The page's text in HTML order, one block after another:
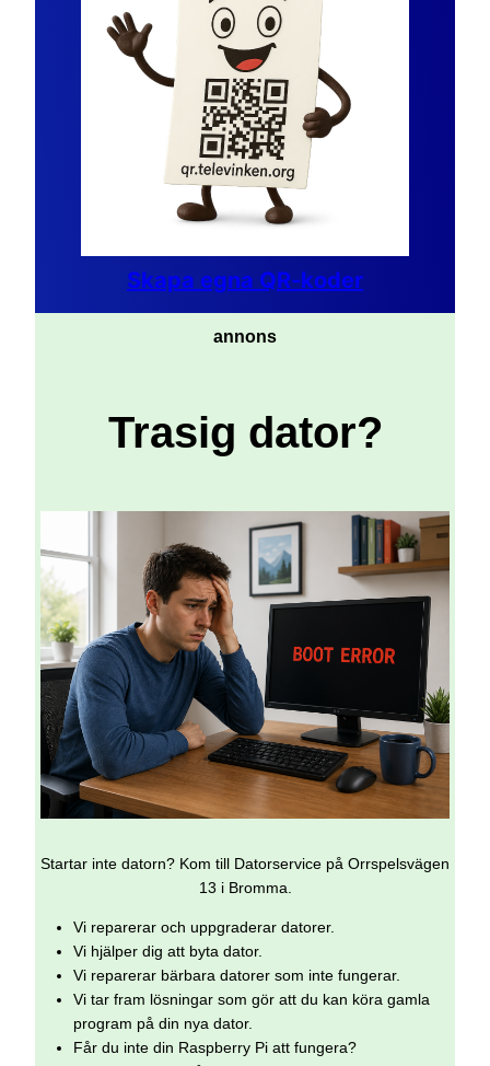
Skapa egna QR-koder
annons
Trasig dator?
Startar inte datorn? Kom till Datorservice på Orrspelsvägen
13 i Bromma.
Vi reparerar och uppgraderar datorer.
Vi hjälper dig att byta dator.
Vi reparerar bärbara datorer som inte fungerar.
Vi tar fram lösningar som gör att du kan köra gamla
program på din nya dator.
Får du inte din Raspberry Pi att fungera?